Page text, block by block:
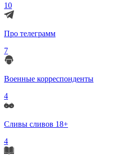
10
Про телеграмм
7
Военные корреспонденты
4
Сливы сливов 18+
4